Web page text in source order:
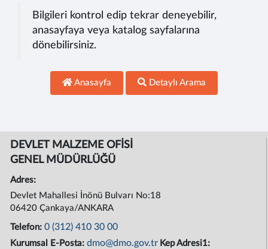
Bilgileri kontrol edip tekrar deneyebilir,
anasayfaya veya katalog sayfalarına
dönebilirsiniz.
Anasayfa Detaylı Arama
DEVLET MALZEME OFİSİ
GENEL MÜDÜRLÜĞÜ
Adres:
Devlet Mahallesi İnönü Bulvarı No:18
06420 Çankaya/ANKARA
Telefon:0 (312) 410 30 00
Kurumsal E-Posta:dmo@dmo.gov.tr Kep Adresi1: